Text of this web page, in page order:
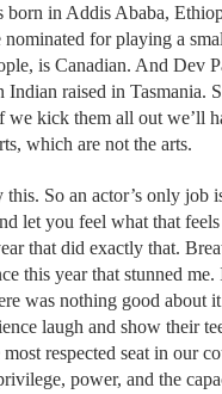
born in Addis Ababa,
nominated for playing a
is Canadian. And Dev
Indian raised in Tasmania.
we kick them all out we’ll
which are not the arts.
this. So an actor’s only job
let you feel what that
that did exactly that.
this year that stunned
was nothing good about
laugh and show their
respected seat in our
power, and the